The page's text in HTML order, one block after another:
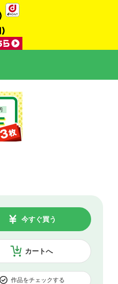
カートへ
今すぐ買う
作品をチェックする